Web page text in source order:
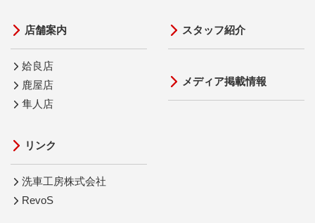
店舗案内
姶良店
鹿屋店
隼人店
リンク
洗車工房株式会社
RevoS
スタッフ紹介
メディア掲載情報